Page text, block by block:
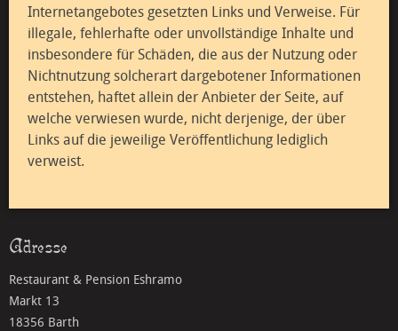
Internetangebotes gesetzten Links und Verweise. Für
illegale, fehlerhafte oder unvollständige Inhalte und
insbesondere für Schäden, die aus der Nutzung oder
Nichtnutzung solcherart dargebotener Informationen
entstehen, haftet allein der Anbieter der Seite, auf
welche verwiesen wurde, nicht derjenige, der über
Links auf die jeweilige Veröffentlichung lediglich
verweist.
Adresse
Restaurant & Pension Eshramo
Markt 13
18356 Barth